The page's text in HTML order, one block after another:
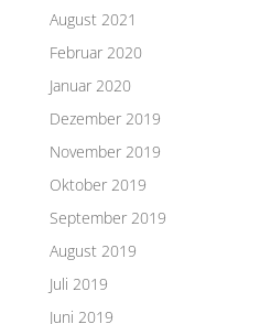
August 2021
Februar 2020
Januar 2020
Dezember 2019
November 2019
Oktober 2019
September 2019
August 2019
Juli 2019
Juni 2019